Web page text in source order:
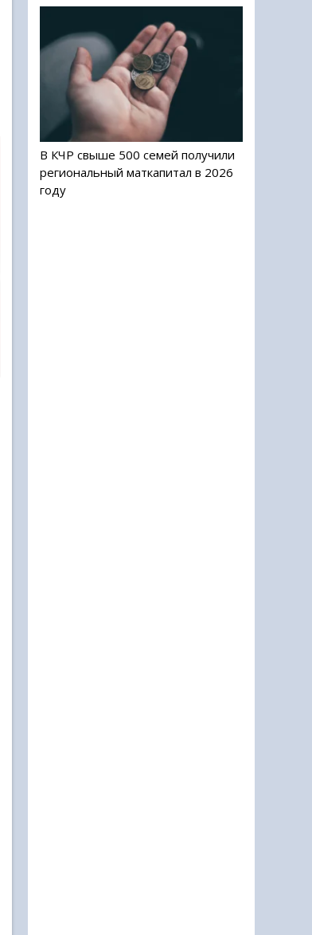
В КЧР свыше 500 семей получили
региональный маткапитал в 2026
году